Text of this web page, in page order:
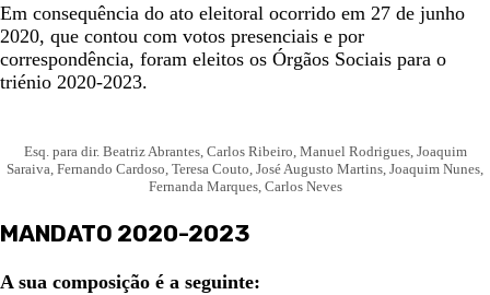
Em consequência do ato eleitoral ocorrido em 27 de junho
2020, que contou com votos presenciais e por
correspondência, foram eleitos os Órgãos Sociais para o
triénio 2020-2023.
Esq. para dir. Beatriz Abrantes, Carlos Ribeiro, Manuel Rodrigues, Joaquim
Saraiva, Fernando Cardoso, Teresa Couto, José Augusto Martins, Joaquim Nunes,
Fernanda Marques, Carlos Neves
MANDATO 2020-2023
A sua composição é a seguinte: